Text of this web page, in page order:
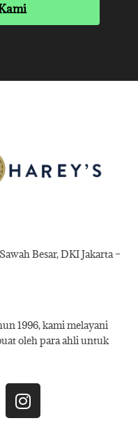
Besar, DKI Jakarta –
1996, kami melayani
oleh para ahli untuk